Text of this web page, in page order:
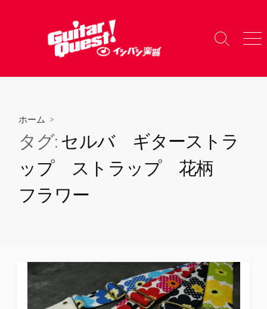
へ
検
り
メ
ー
ホーム >
タグ: セルバ ギターストラ
ップ ストラップ 花柄
フラワー